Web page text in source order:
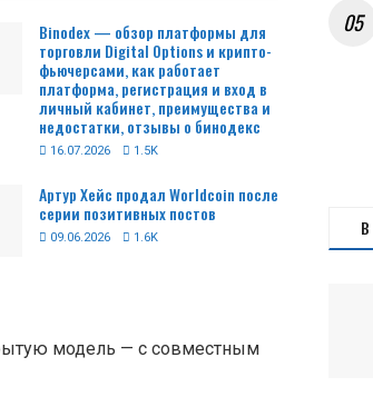
Binodex — обзор платформы для
торговли Digital Options и крипто-
фьючерсами, как работает
платформа, регистрация и вход в
личный кабинет, преимущества и
недостатки, отзывы о бинодекс
16.07.2026 1.5K
Артур Хейс продал Worldcoin после
серии позитивных постов
09.06.2026 1.6K
модель — с совместным